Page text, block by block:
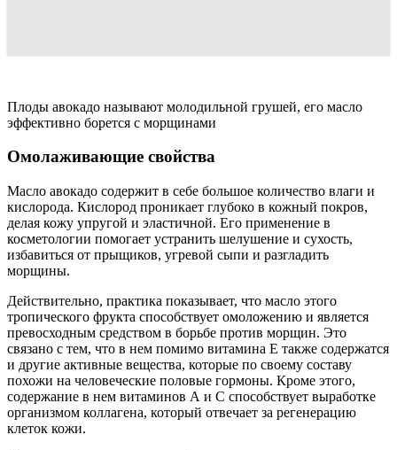
Плоды авокадо называют молодильной грушей, его масло
эффективно борется с морщинами
Омолаживающие свойства
Масло авокадо содержит в себе большое количество влаги и
кислорода. Кислород проникает глубоко в кожный покров,
делая кожу упругой и эластичной. Его применение в
косметологии помогает устранить шелушение и сухость,
избавиться от прыщиков, угревой сыпи и разгладить
морщины.
Действительно, практика показывает, что масло этого
тропического фрукта способствует омоложению и является
превосходным средством в борьбе против морщин. Это
связано с тем, что в нем помимо витамина Е также содержатся
и другие активные вещества, которые по своему составу
похожи на человеческие половые гормоны. Кроме этого,
содержание в нем витаминов А и С способствует выработке
организмом коллагена, который отвечает за регенерацию
клеток кожи.